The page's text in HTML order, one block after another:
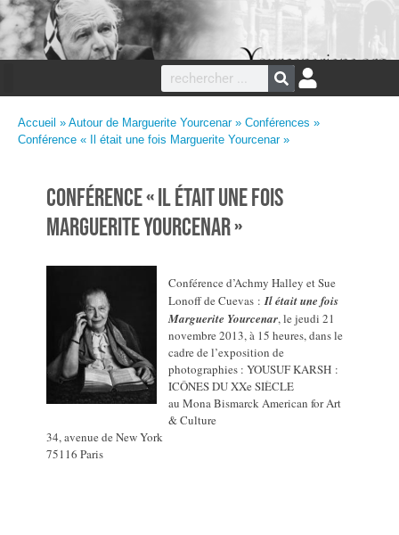
Accueil » Autour de Marguerite Yourcenar» Conférences »
Conférence « Il était une fois Marguerite Yourcenar »
Conférence « Il était une fois
Marguerite Yourcenar »
Conférence d’Achmy Halley et Sue
Lonoff de Cuevas : Il était une fois
Marguerite Yourcenar, le jeudi 21
novembre 2013, à 15 heures, dans le
cadre de l’exposition de
photographies : YOUSUF KARSH :
ICÔNES DU XXe SIÈCLE
au Mona Bismarck American for Art
& Culture
34, avenue de New York
75116 Paris